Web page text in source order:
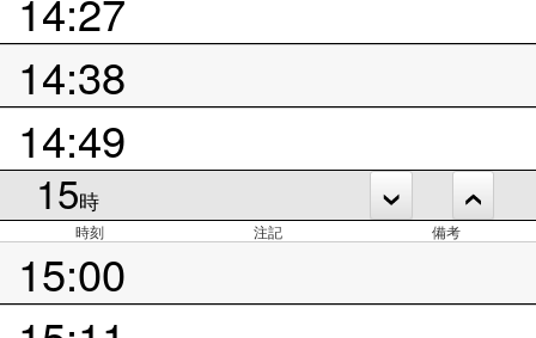
14:27
14:38
14:49
15時
時刻 注記 備考
15:00